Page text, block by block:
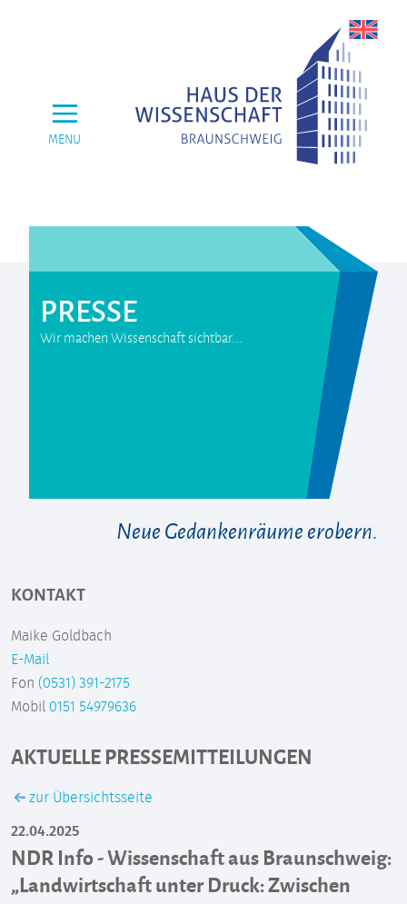
MENU
PRESSE
Wir machen Wissenschaft sichtbar...
Neue Gedankenräume erobern.
KONTAKT
Maike Goldbach
E-Mail
Fon (0531) 391-2175
Mobil 0151 54979636
AKTUELLE PRESSEMITTEILUNGEN
zur Übersichtsseite
22.04.2025
NDR Info - Wissenschaft aus Braunschweig:
„Landwirtschaft unter Druck: Zwischen